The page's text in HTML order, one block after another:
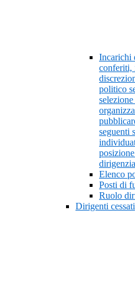
Incarichi
conferiti,
politico
seguenti
Elenco
Posti di
Ruolo
Dirigenti cessati